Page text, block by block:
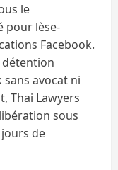
le
pour lèse-
Facebook.
détention
avocat ni
Thai Lawyers
sous
de